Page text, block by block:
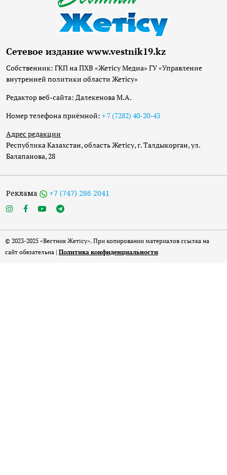
Сетевое издание www.vestnik19.kz
Собственник: ГКП на ПХВ «Жетісу Медиа» ГУ «Управление
внутренней политики области Жетісу»
Редактор веб-сайта: Далекенова М.А.
Номер телефона приёмной: + 7 (7282) 40-20-43
Адрес редакции
Республика Казахстан, область Жетісу, г. Талдыкорган, ул.
Балапанова, 28
Реклама +7 (747) 286 2041
© 2023-2025 «Вестник Жетісу». При копировании материалов ссылка на
сайт обязательна | Политика конфиденциальности